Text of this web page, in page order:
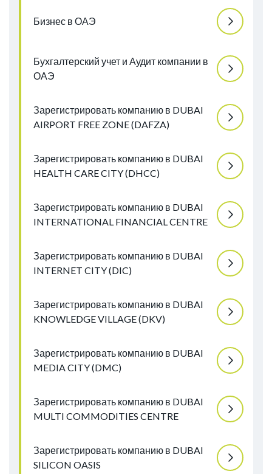
Бизнес в ОАЭ
Бухгалтерский учет и Аудит компании в
ОАЭ
Зарегистрировать компанию в DUBAI
AIRPORT FREE ZONE (DAFZA)
Зарегистрировать компанию в DUBAI
HEALTH CARE CITY (DHCC)
Зарегистрировать компанию в DUBAI
INTERNATIONAL FINANCIAL CENTRE
Зарегистрировать компанию в DUBAI
INTERNET CITY (DIC)
Зарегистрировать компанию в DUBAI
KNOWLEDGE VILLAGE (DKV)
Зарегистрировать компанию в DUBAI
MEDIA CITY (DMC)
Зарегистрировать компанию в DUBAI
MULTI COMMODITIES CENTRE
Зарегистрировать компанию в DUBAI
SILICON OASIS